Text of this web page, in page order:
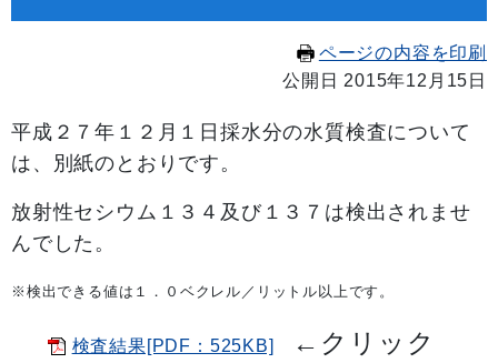
ページの内容を印刷
公開日 2015年12月15日
平成２７年１２月１日採水分の水質検査について
は、別紙のとおりです。
放射性セシウム１３４及び１３７は検出されませ
んでした。
※検出できる値は１．０ベクレル／リットル以上です。
検査結果[PDF：525KB] ← クリック